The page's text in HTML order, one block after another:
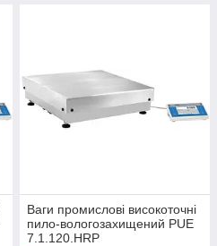
Ваги промислові високоточні
пило-вологозахищений PUE
7.1.120.HRP